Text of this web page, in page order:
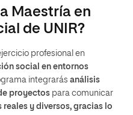
Maestría en
de UNIR?
profesional en
social en entornos
integrarás análisis
proyectos para comunicar
reales y diversos, gracias lo